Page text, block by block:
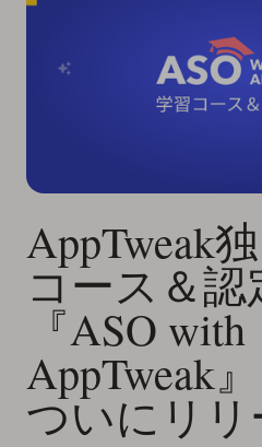
AppTweak
コース＆認
『ASO with
AppTweak
ついにリリ